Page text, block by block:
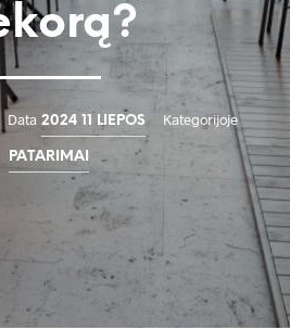
Data 2024 11 LIEPOS Kategorijoje
PATARIMAI